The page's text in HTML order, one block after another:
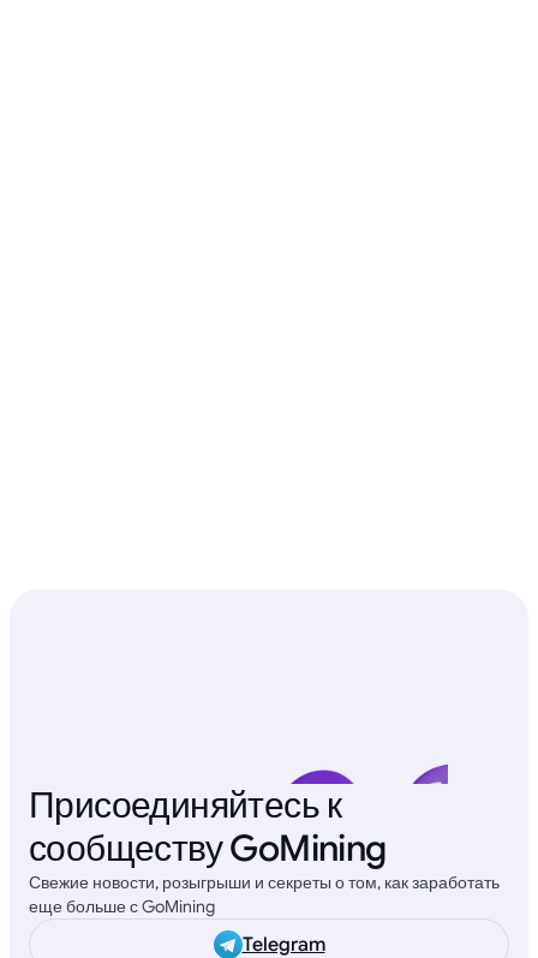
Присоединяйтесь к
сообществу GoMining
Свежие новости, розыгрыши и секреты о том, как заработать
еще больше с GoMining
Telegram